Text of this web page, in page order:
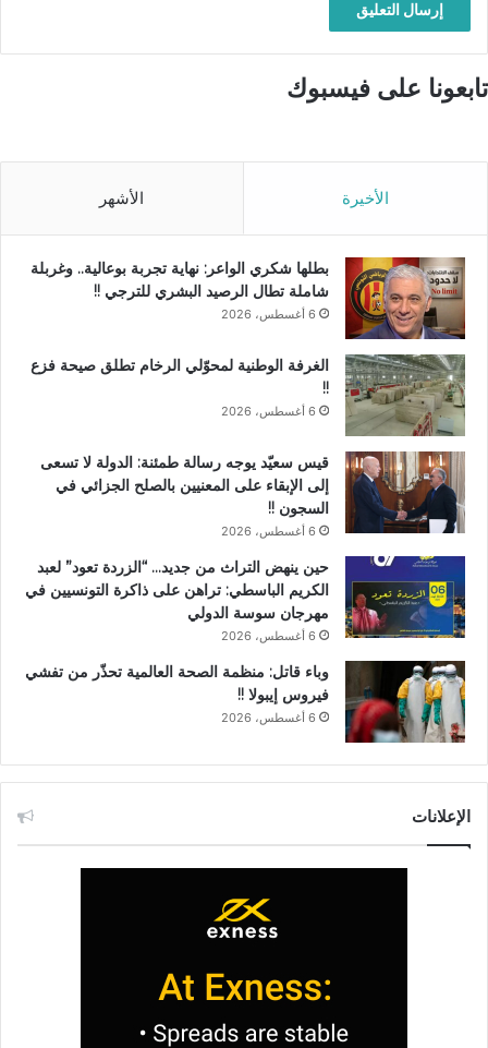
تابعونا على فيسبوك
الأخيرة الأشهر
بطلها شكري الواعر: نهاية تجربة بوعالية.. وغربلة
شاملة تطال الرصيد البشري للترجي !!
6 أغسطس، 2026
الغرفة الوطنية لمحوّلي الرخام تطلق صيحة فزع
!!
6 أغسطس، 2026
قيس سعيّد يوجه رسالة طمئنة: الدولة لا تسعى
إلى الإبقاء على المعنيين بالصلح الجزائي في
السجون !!
6 أغسطس، 2026
حين ينهض التراث من جديد… “الزردة تعود” لعبد
الكريم الباسطي: تراهن على ذاكرة التونسيين في
مهرجان سوسة الدولي
6 أغسطس، 2026
وباء قاتل: منظمة الصحة العالمية تحذّر من تفشي
فيروس إيبولا !!
6 أغسطس، 2026
الإعلانات